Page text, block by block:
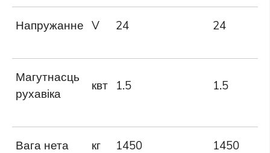
Напружанне V 24 24
Магутнасць
рухавіка
квт 1.5 1.5
Вага нета кг 1450 1450